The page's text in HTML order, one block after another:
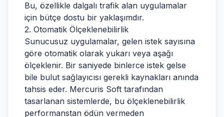
Bu, özellikle dalgalı trafik alan uygulamalar
için bütçe dostu bir yaklaşımdır.
2. Otomatik Ölçeklenebilirlik
Sunucusuz uygulamalar, gelen istek sayısına
göre otomatik olarak yukarı veya aşağı
ölçeklenir. Bir saniyede binlerce istek gelse
bile bulut sağlayıcısı gerekli kaynakları anında
tahsis eder. Mercuris Soft tarafından
tasarlanan sistemlerde, bu ölçeklenebilirlik
performanstan ödün vermeden